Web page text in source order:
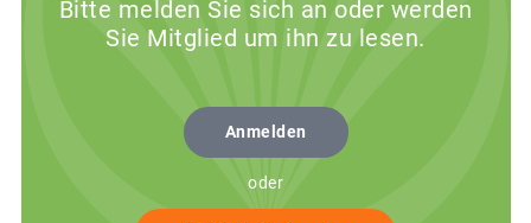
Bitte melden Sie sich an oder werden
Sie Mitglied um ihn zu lesen.
Anmelden
oder